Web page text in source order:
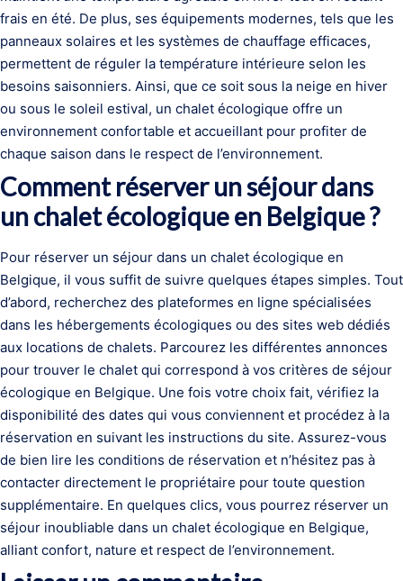
frais en été. De plus, ses équipements modernes, tels que les
panneaux solaires et les systèmes de chauffage efficaces,
permettent de réguler la température intérieure selon les
besoins saisonniers. Ainsi, que ce soit sous la neige en hiver
ou sous le soleil estival, un chalet écologique offre un
environnement confortable et accueillant pour profiter de
chaque saison dans le respect de l’environnement.
Comment réserver un séjour dans
un chalet écologique en Belgique ?
Pour réserver un séjour dans un chalet écologique en
Belgique, il vous suffit de suivre quelques étapes simples. Tout
d’abord, recherchez des plateformes en ligne spécialisées
dans les hébergements écologiques ou des sites web dédiés
aux locations de chalets. Parcourez les différentes annonces
pour trouver le chalet qui correspond à vos critères de séjour
écologique en Belgique. Une fois votre choix fait, vérifiez la
disponibilité des dates qui vous conviennent et procédez à la
réservation en suivant les instructions du site. Assurez-vous
de bien lire les conditions de réservation et n’hésitez pas à
contacter directement le propriétaire pour toute question
supplémentaire. En quelques clics, vous pourrez réserver un
séjour inoubliable dans un chalet écologique en Belgique,
alliant confort, nature et respect de l’environnement.